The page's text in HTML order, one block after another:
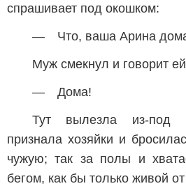
спрашивает под окошком:
— Что, ваша Арина
Муж смекнул и говорит
— Дома!
Тут вылезла из-под
признала хозяйки и
чужую; так за полы и
бегом, как бы только живой